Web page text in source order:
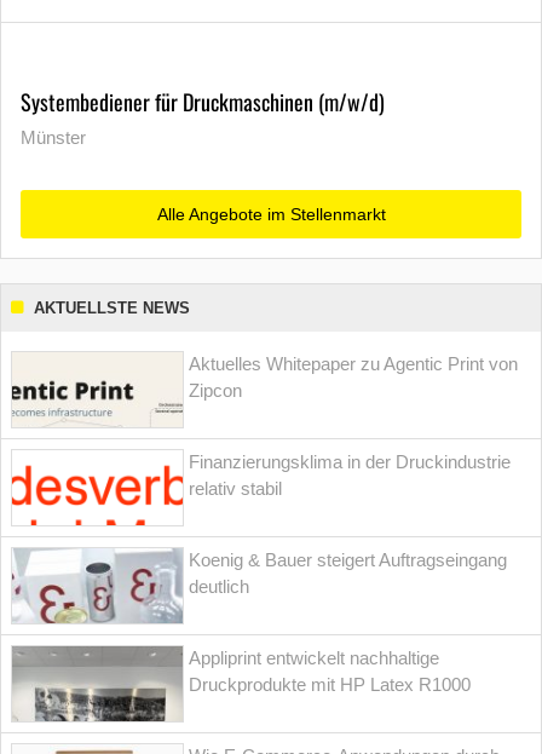
Systembediener für Druckmaschinen (m/w/d)
Münster
Alle Angebote im Stellenmarkt
AKTUELLSTE NEWS
Aktuelles Whitepaper zu Agentic Print von
Zipcon
Finanzierungsklima in der Druckindustrie
relativ stabil
Koenig & Bauer steigert Auftragseingang
deutlich
Appliprint entwickelt nachhaltige
Druckprodukte mit HP Latex R1000